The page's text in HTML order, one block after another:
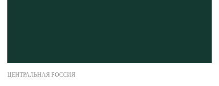
ЦЕНТРАЛЬНАЯ РОССИЯ